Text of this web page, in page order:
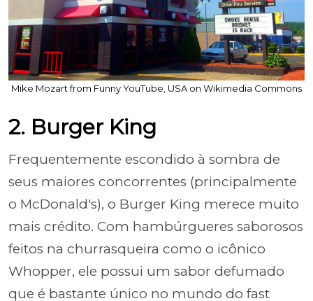
Mike Mozart from Funny YouTube, USA on Wikimedia Commons
2. Burger King
Frequentemente escondido à sombra de
seus maiores concorrentes (principalmente
o McDonald's), o Burger King merece muito
mais crédito. Com hambúrgueres saborosos
feitos na churrasqueira como o icônico
Whopper, ele possui um sabor defumado
que é bastante único no mundo do fast